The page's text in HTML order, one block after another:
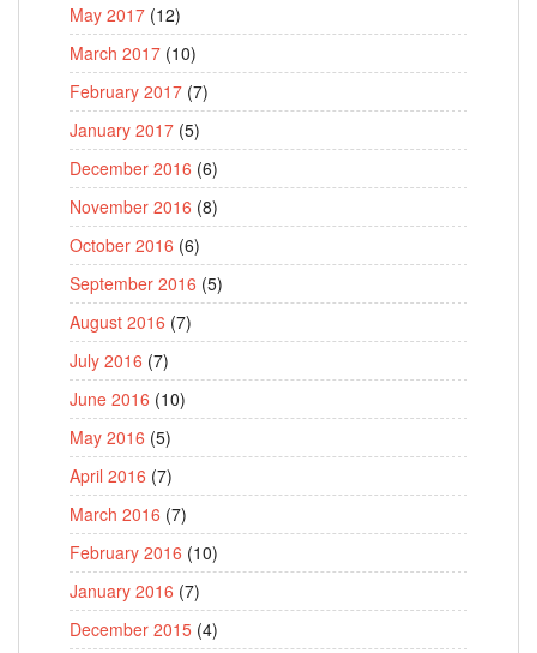
May 2017 (12)
March 2017 (10)
February 2017 (7)
January 2017 (5)
December 2016 (6)
November 2016 (8)
October 2016 (6)
September 2016 (5)
August 2016 (7)
July 2016 (7)
June 2016 (10)
May 2016 (5)
April 2016 (7)
March 2016 (7)
February 2016 (10)
January 2016 (7)
December 2015 (4)